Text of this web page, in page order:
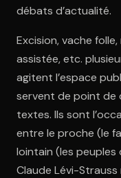
débats d’actualité.
Excision, vache
assistée, etc.
agitent l’espace
servent de point de
textes. Ils sont
entre le proche (le
lointain (les peuples
Claude Lévi-